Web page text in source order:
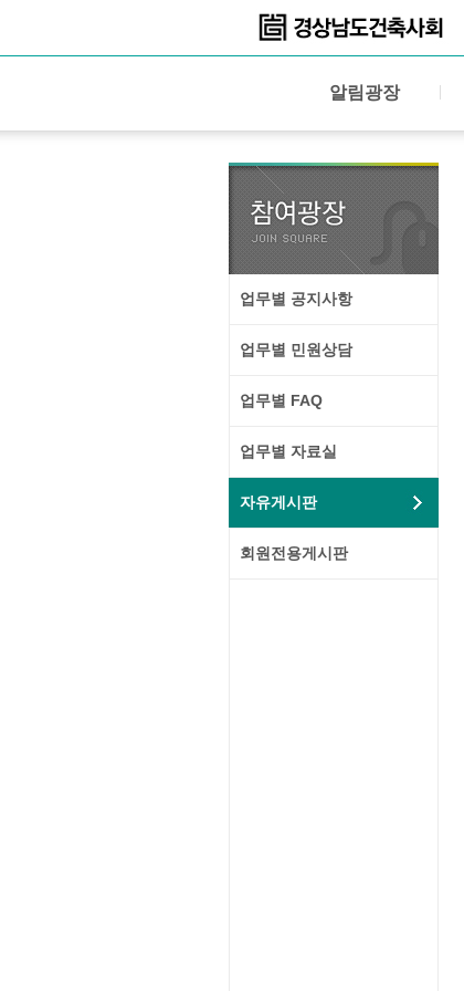
알림광장
업무별 공지사항
업무별 민원상담
업무별 FAQ
업무별 자료실
자유게시판
회원전용게시판